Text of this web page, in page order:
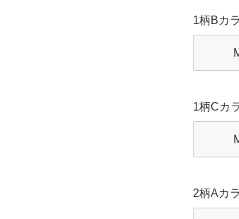
1柄Bカ
1柄Cカ
2柄Aカ